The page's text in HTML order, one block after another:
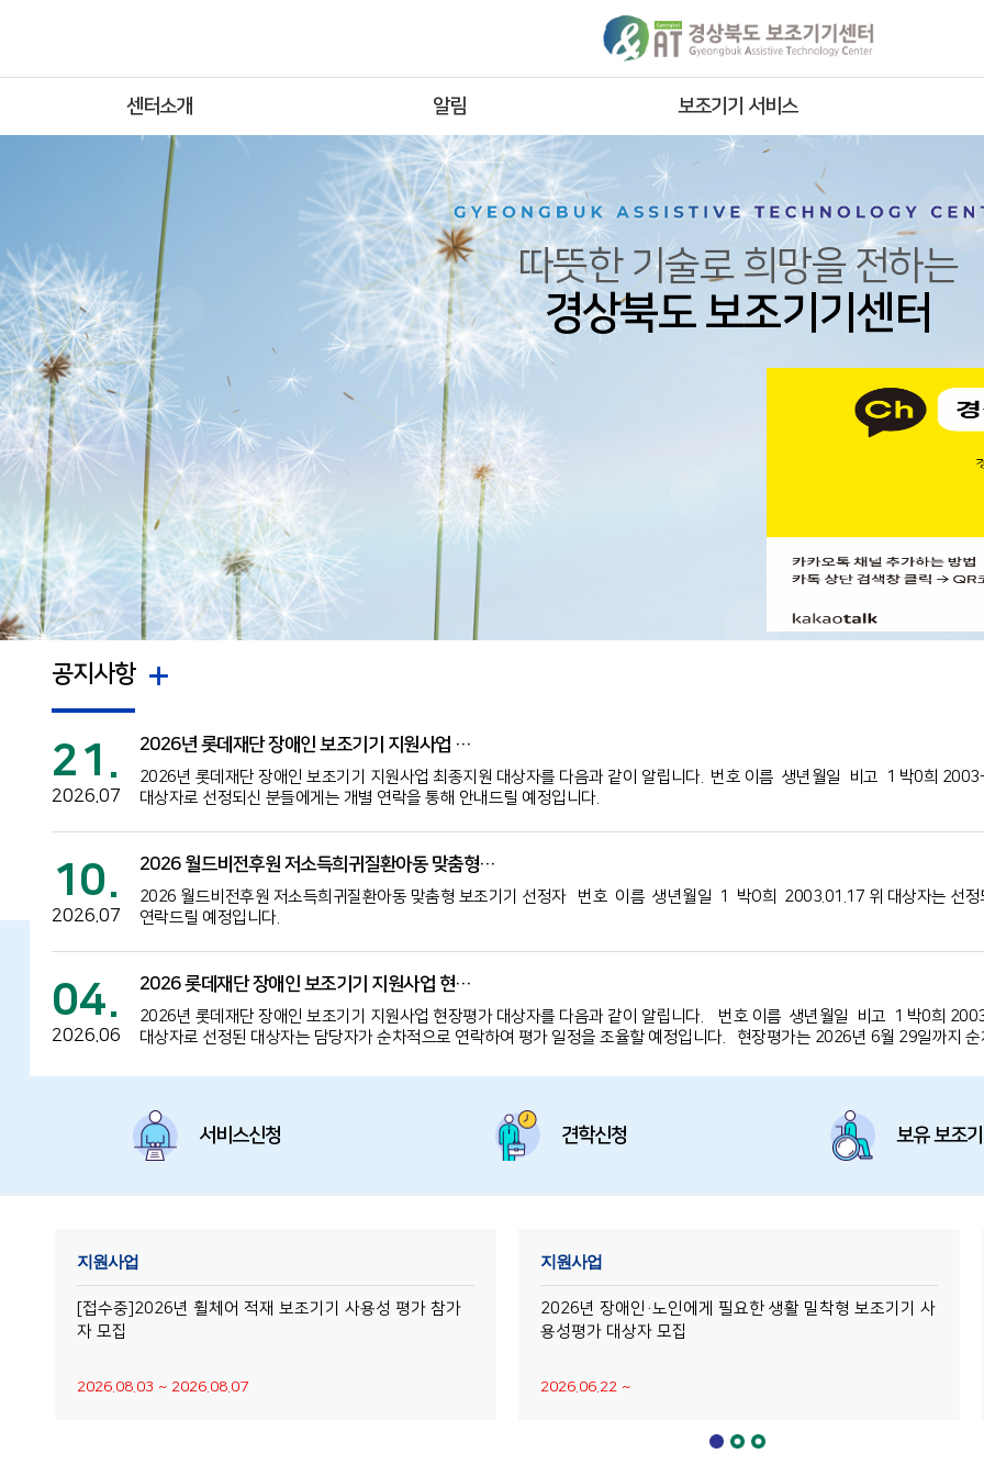
센터소개
인사말
센터소개
조직도
오시는길
알림
공지사항
지원사업
보도자료
포토갤러리
보조기기 서비스
주요사업
서비스영역
서비스 절차
보유 보조기기
재사용 보조기기 안내
따뜻한 기술로 희망을 전하는
경상북도 보조기기센터
공지사항
21.
2026.07
2026년 롯데재단 장애인 보조기기 지원사업 …
2026년 롯데재단 장애인 보조기기 지원사업 최종지원 대상자를 다음과 같이 알립니다. 번호 이름 생년월일 비고 1 박0
대상자로 선정되신 분들에게는 개별 연락을 통해 안내드릴 예정입니다.
10.
2026.07
2026 월드비전후원 저소득희귀질환아동 맞춤형…
2026 월드비전후원 저소득희귀질환아동 맞춤형 보조기기 선정자 번호 이름 생년월일 1 박O희 2003.01.17 위 대상자는 선정
연락드릴 예정입니다.
04.
2026.06
2026 롯데재단 장애인 보조기기 지원사업 현…
2026년 롯데재단 장애인 보조기기 지원사업 현장평가 대상자를 다음과 같이 알립니다. 번호 이름 생년월일 비고 1 박
대상자로 선정된 대상자는 담당자가 순차적으로 연락하여 평가 일정을 조율할 예정입니다. 현장평가는 2026년 6월 29일까지
서비스신청 견학신청 보유 보조
지원사업
[접수중]2026년 휠체어 적재 보조기기 사용성 평가 참가
자 모집
2026.08.03 ~ 2026.08.07
지원사업
2026년 장애인·노인에게 필요한 생활 밀착형 보조기기 사
용성평가 대상자 모집
2026.06.22 ~